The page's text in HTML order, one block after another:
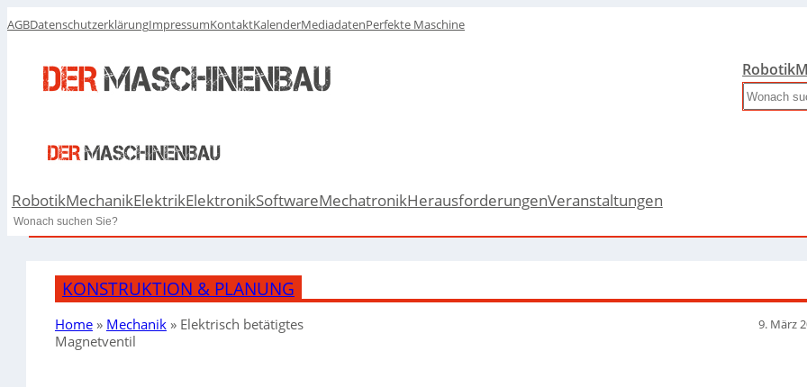
AGBDatenschutzerklärungImpressumKontaktKalenderMediadatenPerfekte Maschine
Robotik
Search
RobotikMechanikElektrikElektronikSoftwareMechatronikHerausforderungenVeranstaltungen
Search
KONSTRUKTION & PLANUNG
Home» Mechanik» Elektrisch betätigtes
Magnetventil
9. März